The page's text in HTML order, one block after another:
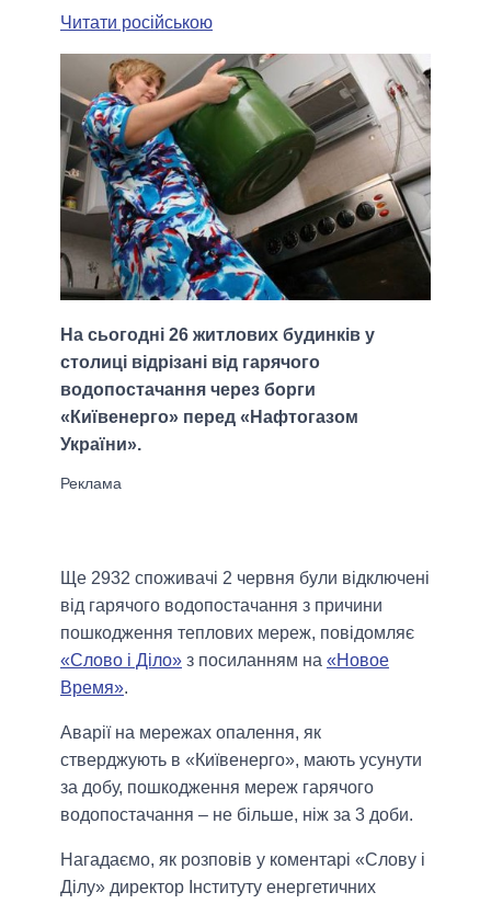
Читати російською
На сьогодні 26 житлових будинків у
столиці відрізані від гарячого
водопостачання через борги
«Київенерго» перед «Нафтогазом
України».
Ще 2932 споживачі 2 червня були відключені
від гарячого водопостачання з причини
пошкодження теплових мереж, повідомляє
«Слово і Діло» з посиланням на «Новое
Время».
Аварії на мережах опалення, як
стверджують в «Київенерго», мають усунути
за добу, пошкодження мереж гарячого
водопостачання – не більше, ніж за 3 доби.
Нагадаємо, як розповів у коментарі «Слову і
Ділу» директор Інституту енергетичних